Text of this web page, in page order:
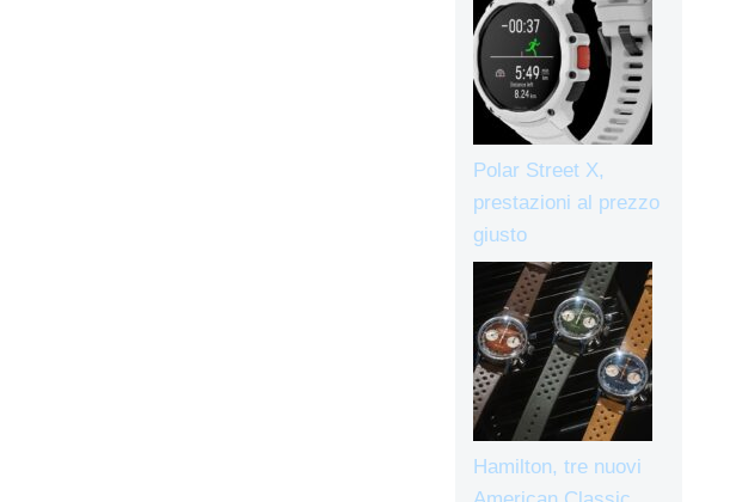
Polar Street X,
prestazioni al prezzo
giusto
Hamilton, tre nuovi